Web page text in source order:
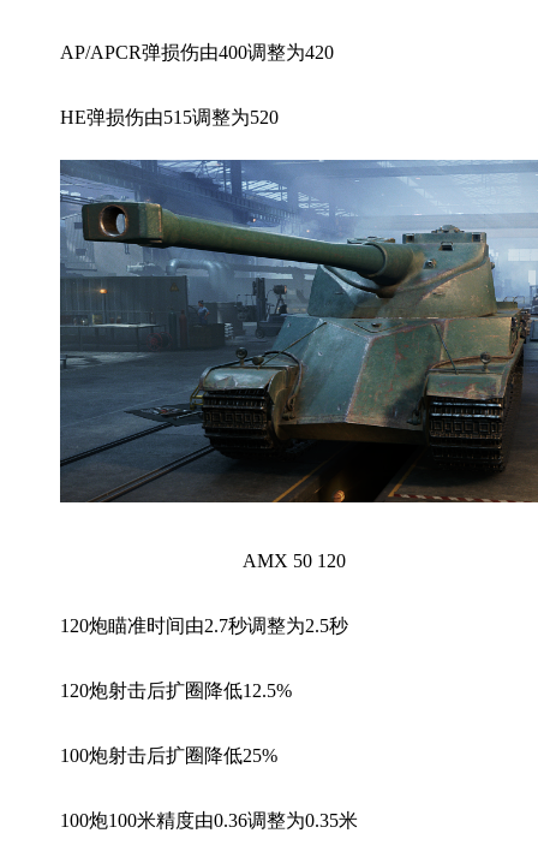
AP/APCR弹损伤由400调整为420
HE弹损伤由515调整为520
AMX 50 120
120炮瞄准时间由2.7秒调整为2.5秒
120炮射击后扩圈降低12.5%
100炮射击后扩圈降低25%
100炮100米精度由0.36调整为0.35米